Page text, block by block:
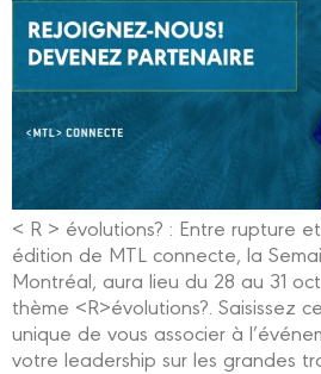
< R > évolutions? : Entre rupture
édition de MTL connecte, la
Montréal, aura lieu du 28 au 31
thème <R>évolutions?. Saisissez
unique de vous associer à
votre leadership sur les grandes